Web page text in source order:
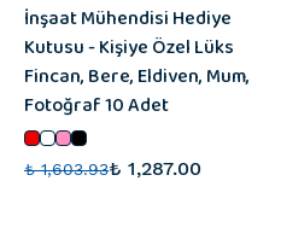
İnşaat Mühendisi Hediye
Kutusu - Kişiye Özel Lüks
Fincan, Bere, Eldiven, Mum,
Fotoğraf 10 Adet
₺ 1,603.93₺ 1,287.00